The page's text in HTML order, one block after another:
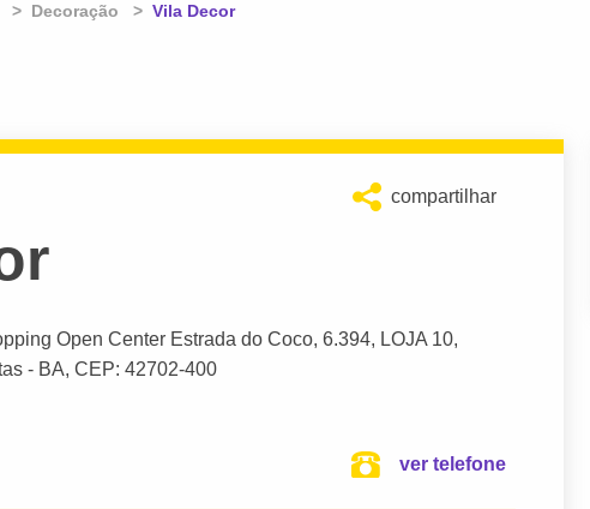
Decoração Atual:
Vila Decor
compartilhar
Open Center Estrada do Coco, 6.394, LOJA 10,
- BA, CEP: 42702-400
ver telefone